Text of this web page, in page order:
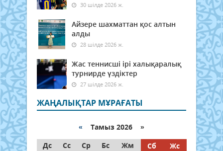
30 шілде 2026 ж.
Айзере шахматтан қос алтын
алды
28 шілде 2026 ж.
Жас теннисші ірі халықаралық
турнирде үздіктер
27 шілде 2026 ж.
ЖАҢАЛЫҚТАР МҰРАҒАТЫ
« Тамыз 2026 »
Дс
Сс Ср Бс Жм Сб
Жс